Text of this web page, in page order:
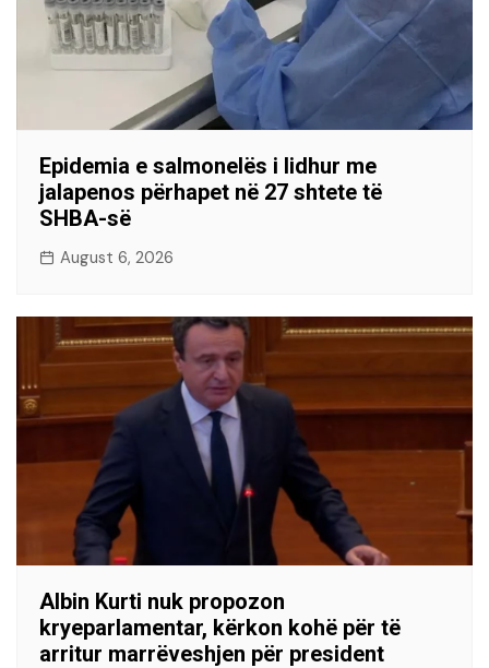
Epidemia e salmonelës i lidhur me
jalapenos përhapet në 27 shtete të
SHBA-së
August 6, 2026
Albin Kurti nuk propozon
kryeparlamentar, kërkon kohë për të
arritur marrëveshjen për president